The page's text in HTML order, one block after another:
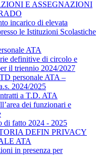
E ASSEGNAZIONI
incarico di elevata
le Istituzioni Scolastiche
ATA
definitive di circolo e
il triennio 2024/2027
personale ATA –
2024/2025
a T.D. ATA
dei funzionari e
di fatto 2024 - 2025
DEFIN PRIVACY
ATA
in presenza per